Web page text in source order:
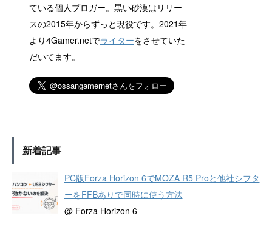
ている個人ブロガー。黒い砂漠はリリー
スの2015年からずっと現役です。2021年
より4Gamer.netでライターをさせていた
だいてます。
新着記事
PC版Forza Horizon 6でMOZA R5 Proと他社シフタ
ーをFFBありで同時に使う方法
@ Forza Horizon 6